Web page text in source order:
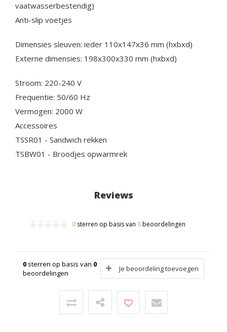
vaatwasserbestendig)
Anti-slip voetjes
Dimensies sleuven: ieder 110x147x36 mm (hxbxd)
Externe dimensies: 198x300x330 mm (hxbxd)
Stroom: 220-240 V
Frequentie: 50/60 Hz
Vermogen: 2000 W
Accessoires
TSSR01 - Sandwich rekken
TSBW01 - Broodjes opwarmrek
Reviews
0 sterren op basis van 0beoordelingen
0 sterren op basis van 0
beoordelingen
Je beoordeling toevoegen